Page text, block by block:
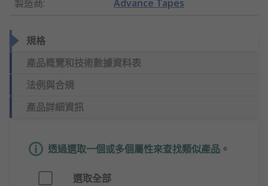
製造商: Advance Tapes
規格
產品概覽和技術數據資料表
法例與合規
產品詳細資訊
透過選取一個或多個屬性來查找類似產品。
選取全部